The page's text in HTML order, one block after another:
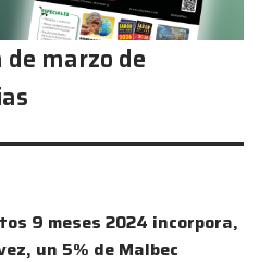
9 meses 2024 incorpora,
un 5% de Malbec
marzo de